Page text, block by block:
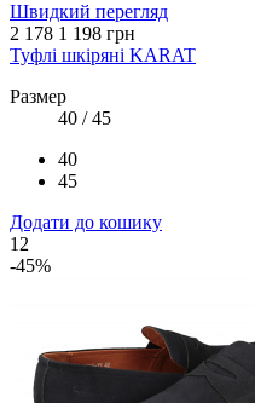
Швидкий перегляд
2 178 1 198 грн
Туфлі шкіряні KARAT
Размер
40 / 45
40
45
Додати до кошику
12
-45%